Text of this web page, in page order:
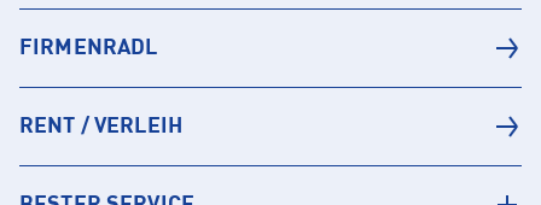
FIRMENRADL
RENT / VERLEIH